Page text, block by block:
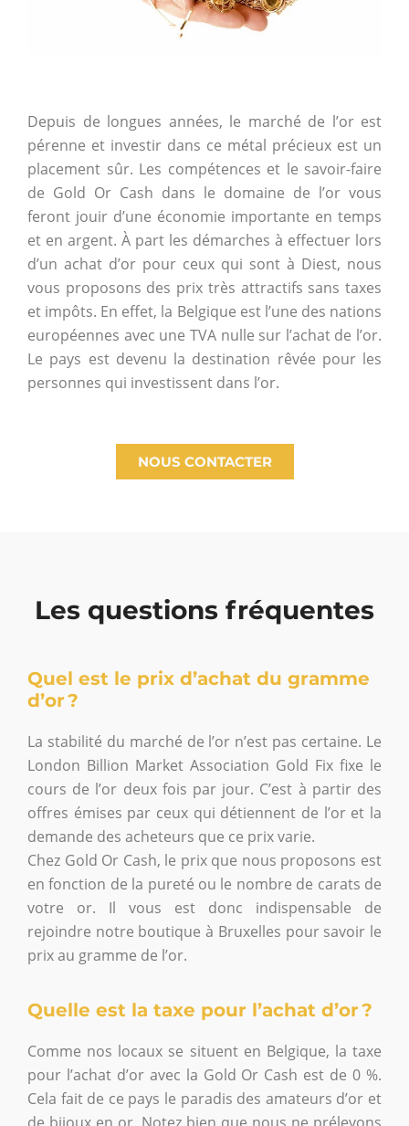
Depuis de longues années, le marché de l’or est
pérenne et investir dans ce métal précieux est un
placement sûr. Les compétences et le savoir-faire
de Gold Or Cash dans le domaine de l’or vous
feront jouir d’une économie importante en temps
et en argent. À part les démarches à effectuer lors
d’un achat d’or pour ceux qui sont à Diest, nous
vous proposons des prix très attractifs sans taxes
et impôts. En effet, la Belgique est l’une des nations
européennes avec une TVA nulle sur l’achat de l’or.
Le pays est devenu la destination rêvée pour les
personnes qui investissent dans l’or.
NOUS CONTACTER
Les questions fréquentes
Quel est le prix d’achat du gramme
d’or ?
La stabilité du marché de l’or n’est pas certaine. Le
London Billion Market Association Gold Fix fixe le
cours de l’or deux fois par jour. C’est à partir des
offres émises par ceux qui détiennent de l’or et la
demande des acheteurs que ce prix varie.
Chez Gold Or Cash, le prix que nous proposons est
en fonction de la pureté ou le nombre de carats de
votre or. Il vous est donc indispensable de
rejoindre notre boutique à Bruxelles pour savoir le
prix au gramme de l’or.
Quelle est la taxe pour l’achat d’or ?
Comme nos locaux se situent en Belgique, la taxe
pour l’achat d’or avec la Gold Or Cash est de 0 %.
Cela fait de ce pays le paradis des amateurs d’or et
de bijoux en or. Notez bien que nous ne prélevons